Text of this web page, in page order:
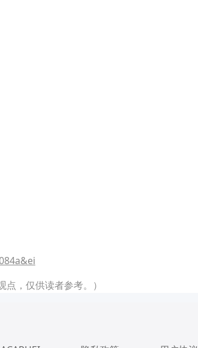
，仅供读者参考。）